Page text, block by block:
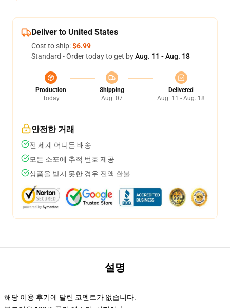
Deliver to United States
Cost to ship:$6.99
Standard - Order today to get byAug. 11 - Aug. 18
Production
Today
Shipping
Aug. 07
Delivered
Aug. 11 - Aug. 18
안전한 거래
전 세계 어디든 배송
모든 소포에 추적 번호 제공
상품을 받지 못한 경우 전액 환불
설명
해당 이용 후기에 달린 코멘트가 없습니다.